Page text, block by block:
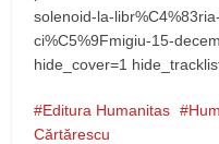
solenoid-la-
ci%C5%9Fmigiu-15-
hide_cover=1
Editura Humanitas
Cărtărescu